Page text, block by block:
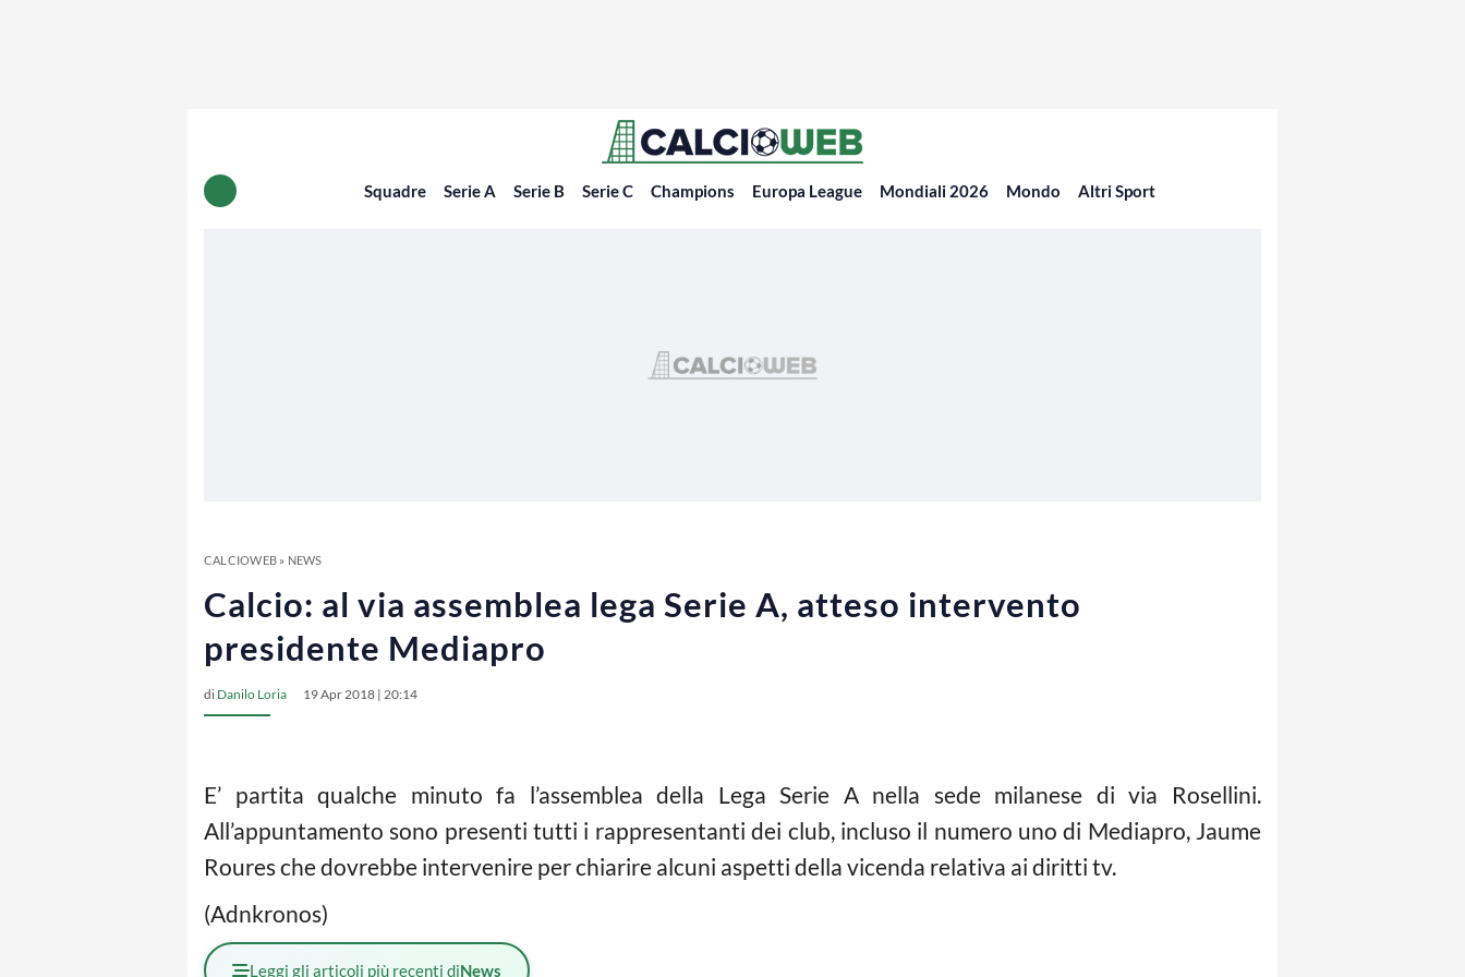
Squadre Serie A Serie B Serie C Champions Europa League Mondiali 2026 Mondo Altri Sport
CALCIOWEB» NEWS
Calcio: al via assemblea lega Serie A, atteso intervento
presidente Mediapro
di Danilo Loria 19 Apr 2018 | 20:14
E’ partita qualche minuto fa l’assemblea della Lega Serie A nella sede milanese di via Rosellini.
All’appuntamento sono presenti tutti i rappresentanti dei club, incluso il numero uno di Mediapro, Jaume
Roures che dovrebbe intervenire per chiarire alcuni aspetti della vicenda relativa ai diritti tv.
(Adnkronos)
Leggi gli articoli più recenti diNews